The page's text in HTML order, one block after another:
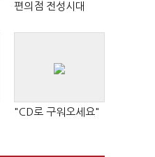
편의점 전성시대
"CD로 구워오세요"